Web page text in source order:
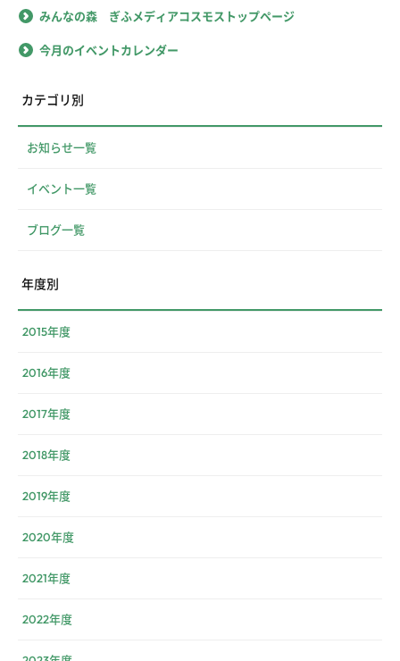
みんなの森 ぎふメディアコスモストップページ
今月のイベントカレンダー
カテゴリ別
お知らせ一覧
イベント一覧
ブログ一覧
年度別
2015年度
2016年度
2017年度
2018年度
2019年度
2020年度
2021年度
2022年度